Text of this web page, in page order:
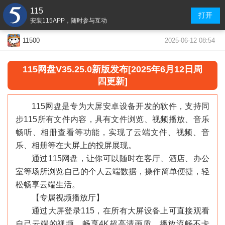
115
安装115APP，随时参与互动
打开
11500 2025-06-12 08:54
115网盘V35.25.0新版发布[2025年6月12日周
四更新]
115网盘是专为大屏安卓设备开发的软件，支持同
步115所有文件内容，具有文件浏览、视频播放、音乐
畅听、相册查看等功能，实现了云端文件、视频、音
乐、相册等在大屏上的投屏展现。
通过115网盘，让你可以随时在客厅、酒店、办公
室等场所浏览自己的个人云端数据，操作简单便捷，轻
松畅享云端生活。
【专属视频播放厅】
通过大屏登录115，在所有大屏设备上可直接观看